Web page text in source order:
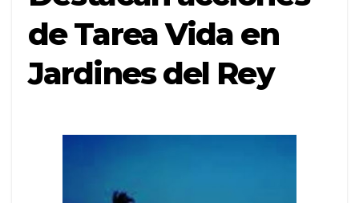
de Tarea Vida en
Jardines del Rey